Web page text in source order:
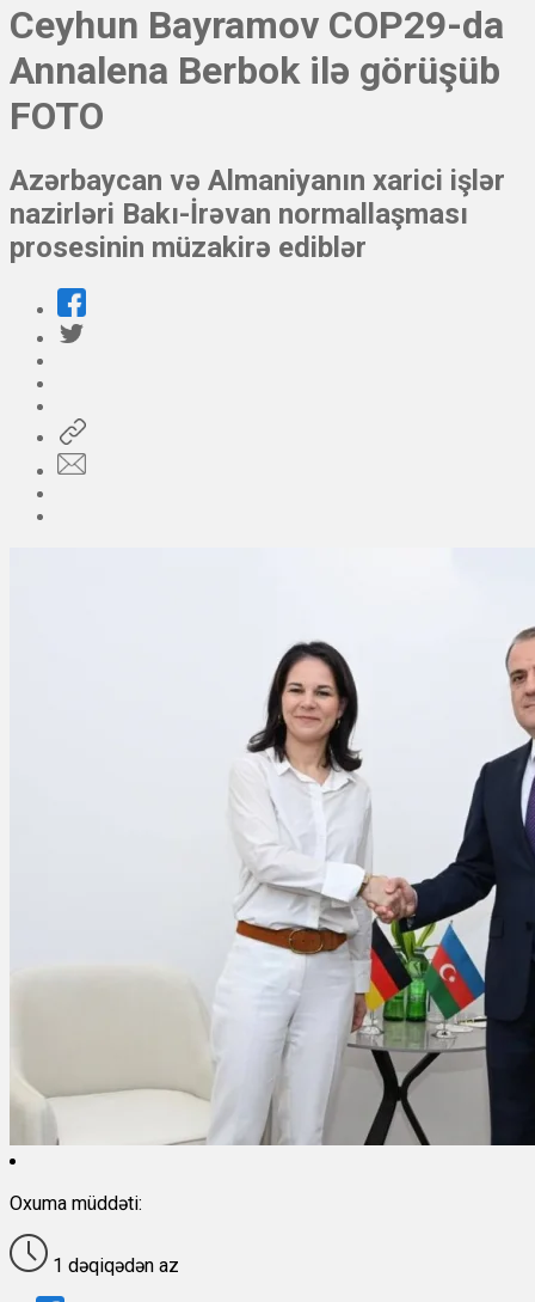
Ceyhun Bayramov COP29-da
Annalena Berbok ilə görüşüb
FOTO
Azərbaycan və Almaniyanın xarici işlər
nazirləri Bakı-İrəvan normallaşması
prosesinin müzakirə ediblər
Oxuma müddəti:
1 dəqiqədən az